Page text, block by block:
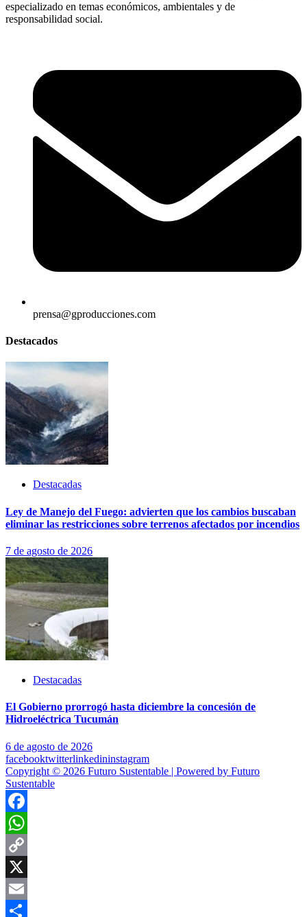
especializado en temas económicos, ambientales y de
responsabilidad social.
prensa@gproducciones.com
Destacados
Destacadas
Ley de Manejo del Fuego: advierten que los cambios buscaban
eliminar las restricciones sobre terrenos afectados por incendios
7 de agosto de 2026
Destacadas
El Gobierno prorrogó hasta diciembre la concesión de
Hidroeléctrica Tucumán
6 de agosto de 2026
facebooktwitterlinkedininstagram
Copyright © 2026 Futuro Sustentable | Powered by Futuro
Sustentable
Facebook
WhatsApp
Copy
Link
X
Email